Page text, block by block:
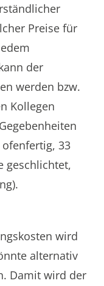
Preise für
der
werden bzw.
Kollegen
33
geschlichtet,
wird
alternativ
Damit wird der